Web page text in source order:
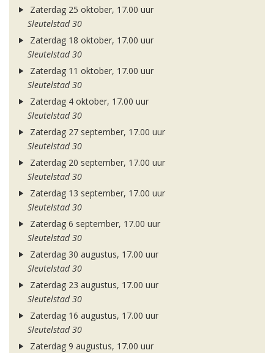
Zaterdag 25 oktober, 17.00 uur
Sleutelstad 30
Zaterdag 18 oktober, 17.00 uur
Sleutelstad 30
Zaterdag 11 oktober, 17.00 uur
Sleutelstad 30
Zaterdag 4 oktober, 17.00 uur
Sleutelstad 30
Zaterdag 27 september, 17.00 uur
Sleutelstad 30
Zaterdag 20 september, 17.00 uur
Sleutelstad 30
Zaterdag 13 september, 17.00 uur
Sleutelstad 30
Zaterdag 6 september, 17.00 uur
Sleutelstad 30
Zaterdag 30 augustus, 17.00 uur
Sleutelstad 30
Zaterdag 23 augustus, 17.00 uur
Sleutelstad 30
Zaterdag 16 augustus, 17.00 uur
Sleutelstad 30
Zaterdag 9 augustus, 17.00 uur